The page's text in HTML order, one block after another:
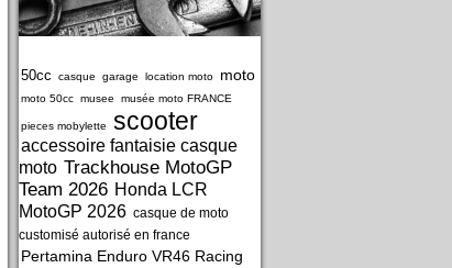
50cc casque garage location moto moto
moto 50cc musee musée moto FRANCE
pieces mobylette scooter
accessoire fantaisie casque
moto Trackhouse MotoGP
Team 2026 Honda LCR
MotoGP 2026 casque de moto
customisé autorisé en france
Pertamina Enduro VR46 Racing